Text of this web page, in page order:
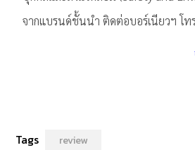
จากแบรนด์ชั้นนำ ติดต่อบอร์เนียวฯ โท
Tags review